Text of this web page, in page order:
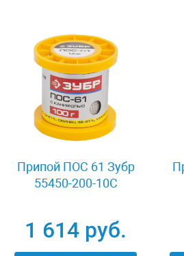
Припой ПОС 61 Зубр
55450-200-10C
1 614 руб.